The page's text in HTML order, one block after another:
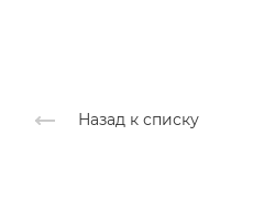
Назад к списку